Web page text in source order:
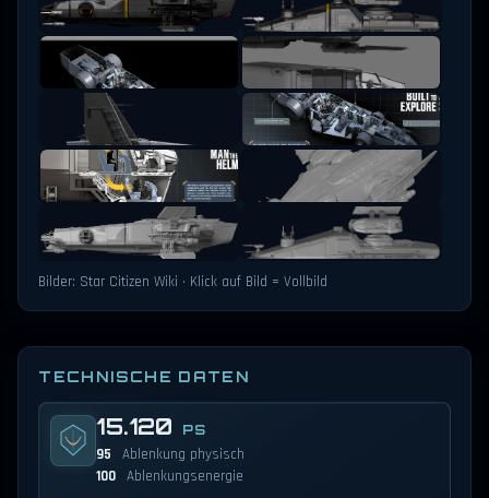
Bilder: Star Citizen Wiki · Klick auf Bild = Vollbild
TECHNISCHE DATEN
15.120 PS
95
Ablenkung physisch
100 Ablenkungsenergie